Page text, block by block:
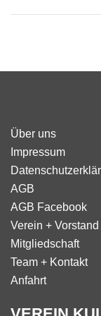
Über uns
Impressum
AGB
AGB Facebook
Verein + Vorstand
Mitgliedschaft
Team + Kontakt
Anfahrt